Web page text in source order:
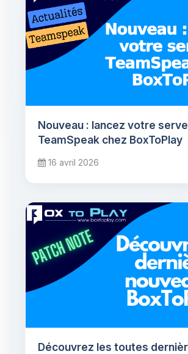
Nouveau : lancez votre
TeamSpeak chez BoxToPlay
16 avril 2026
Découvrez les toutes